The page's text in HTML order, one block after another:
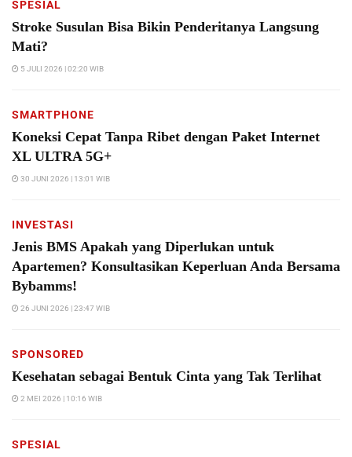
SPESIAL
Stroke Susulan Bisa Bikin Penderitanya Langsung
Mati?
5 JULI 2026 | 02:20 WIB
SMARTPHONE
Koneksi Cepat Tanpa Ribet dengan Paket Internet
XL ULTRA 5G+
30 JUNI 2026 | 13:01 WIB
INVESTASI
Jenis BMS Apakah yang Diperlukan untuk
Apartemen? Konsultasikan Keperluan Anda Bersama
Bybamms!
26 JUNI 2026 | 23:47 WIB
SPONSORED
Kesehatan sebagai Bentuk Cinta yang Tak Terlihat
2 MEI 2026 | 10:16 WIB
SPESIAL